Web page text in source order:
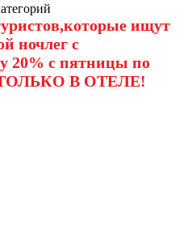
ищут
ночлег с
20% с пятницы по
ТОЛЬКО В ОТЕЛЕ!